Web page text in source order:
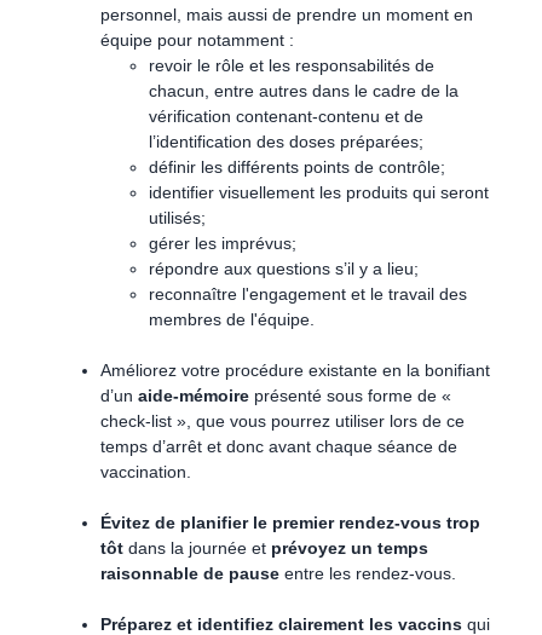
personnel, mais aussi de prendre un moment en
équipe pour notamment :
revoir le rôle et les responsabilités de
chacun, entre autres dans le cadre de la
vérification contenant-contenu et de
l’identification des doses préparées;
définir les différents points de contrôle;
identifier visuellement les produits qui seront
utilisés;
gérer les imprévus;
répondre aux questions s’il y a lieu;
reconnaître l'engagement et le travail des
membres de l'équipe.
Améliorez votre procédure existante en la bonifiant
d’un aide-mémoireprésenté sous forme de «
check-list », que vous pourrez utiliser lors de ce
temps d’arrêt et donc avant chaque séance de
vaccination.
Évitez de planifier le premier rendez-vous trop
tôtdans la journée et prévoyez un temps
raisonnable de pauseentre les rendez-vous.
Préparez et identifiez clairement les vaccinsqui